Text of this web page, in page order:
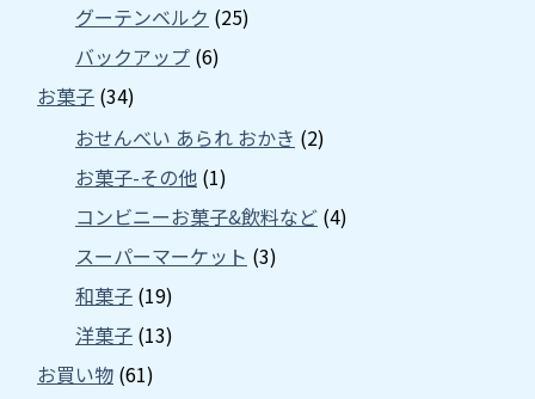
グーテンベルク (25)
バックアップ (6)
お菓子 (34)
おせんべい あられ おかき (2)
お菓子-その他 (1)
コンビニーお菓子&飲料など (4)
スーパーマーケット (3)
和菓子 (19)
洋菓子 (13)
お買い物 (61)